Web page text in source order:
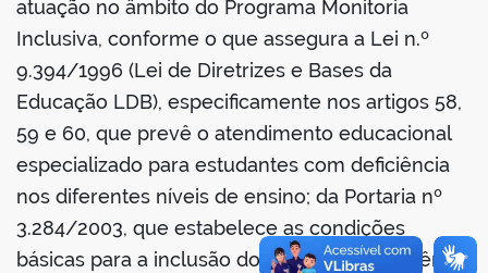
atuação no âmbito do Programa Monitoria
Inclusiva, conforme o que assegura a Lei n.º
9.394/1996 (Lei de Diretrizes e Bases da
Educação LDB), especificamente nos artigos 58,
59 e 60, que prevê o atendimento educacional
especializado para estudantes com deficiência
nos diferentes níveis de ensino; da Portaria nº
3.284/2003, que estabelece as condições
básicas para a inclusão do aluno com deficiência